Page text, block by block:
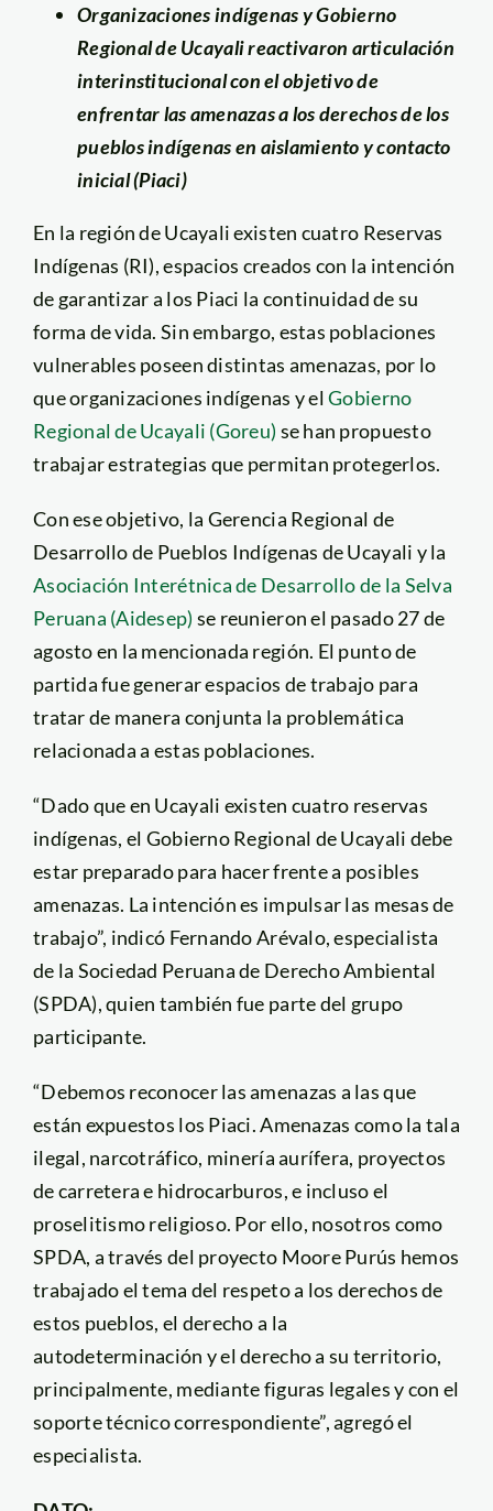
Organizaciones indígenas y Gobierno
Regional de Ucayali reactivaron articulación
interinstitucional con el objetivo de
enfrentar las amenazas a los derechos de los
pueblos indígenas en aislamiento y contacto
inicial (Piaci)
En la región de Ucayali existen cuatro Reservas
Indígenas (RI), espacios creados con la intención
de garantizar a los Piaci la continuidad de su
forma de vida. Sin embargo, estas poblaciones
vulnerables poseen distintas amenazas, por lo
que organizaciones indígenas y elGobierno
Regional de Ucayali (Goreu) se han propuesto
trabajar estrategias que permitan protegerlos.
Con ese objetivo, la Gerencia Regional de
Desarrollo de Pueblos Indígenas de Ucayali y la
Asociación Interétnica de Desarrollo de la Selva
Peruana (Aidesep) se reunieron el pasado 27 de
agosto en la mencionada región. El punto de
partida fue generar espacios de trabajo para
tratar de manera conjunta la problemática
relacionada a estas poblaciones.
“Dado que en Ucayali existen cuatro reservas
indígenas, el Gobierno Regional de Ucayali debe
estar preparado para hacer frente a posibles
amenazas. La intención es impulsar las mesas de
trabajo”, indicó Fernando Arévalo, especialista
de la Sociedad Peruana de Derecho Ambiental
(SPDA), quien también fue parte del grupo
participante.
“Debemos reconocer las amenazas a las que
están expuestos los Piaci. Amenazas como la tala
ilegal, narcotráfico, minería aurífera, proyectos
de carretera e hidrocarburos, e incluso el
proselitismo religioso. Por ello, nosotros como
SPDA, a través del proyecto Moore Purús hemos
trabajado el tema del respeto a los derechos de
estos pueblos, el derecho a la
autodeterminación y el derecho a su territorio,
principalmente, mediante figuras legales y con el
soporte técnico correspondiente”, agregó el
especialista.